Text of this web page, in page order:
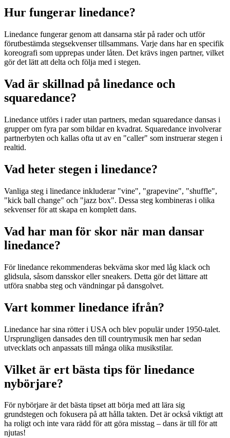
Hur fungerar linedance?
Linedance fungerar genom att dansarna står på rader och utför
förutbestämda stegsekvenser tillsammans. Varje dans har en specifik
koreografi som upprepas under låten. Det krävs ingen partner, vilket
gör det lätt att delta och följa med i stegen.
Vad är skillnad på linedance och
squaredance?
Linedance utförs i rader utan partners, medan squaredance dansas i
grupper om fyra par som bildar en kvadrat. Squaredance involverar
partnerbyten och kallas ofta ut av en "caller" som instruerar stegen i
realtid.
Vad heter stegen i linedance?
Vanliga steg i linedance inkluderar "vine", "grapevine", "shuffle",
"kick ball change" och "jazz box". Dessa steg kombineras i olika
sekvenser för att skapa en komplett dans.
Vad har man för skor när man dansar
linedance?
För linedance rekommenderas bekväma skor med låg klack och
glidsula, såsom dansskor eller sneakers. Detta gör det lättare att
utföra snabba steg och vändningar på dansgolvet.
Vart kommer linedance ifrån?
Linedance har sina rötter i USA och blev populär under 1950-talet.
Ursprungligen dansades den till countrymusik men har sedan
utvecklats och anpassats till många olika musikstilar.
Vilket är ert bästa tips för linedance
nybörjare?
För nybörjare är det bästa tipset att börja med att lära sig
grundstegen och fokusera på att hålla takten. Det är också viktigt att
ha roligt och inte vara rädd för att göra misstag – dans är till för att
njutas!